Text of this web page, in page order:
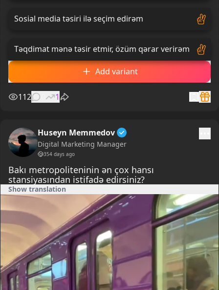
Sosial media təsiri ilə seçim edirəm
Təqdimat mənə təsir etmir, özüm qərar verirəm
Add variant
112 1
Huseyn Memmedov
Digital Marketing Manager
354 days ago
Bakı metropoliteninin ən çox hansı
stansiyasından istifadə edirsiniz?
Show translation